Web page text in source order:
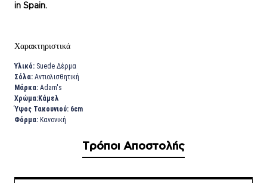
in Spain.
Χαρακτηριστικά
Υλικό: Suede Δέρμα
Σόλα: Αντιολισθητική
Μάρκα: Adam's
Χρώμα:Κάμελ
Ύψος Τακουνιού: 6cm
Φόρμα: Κανονική
Τρόποι Αποστολής